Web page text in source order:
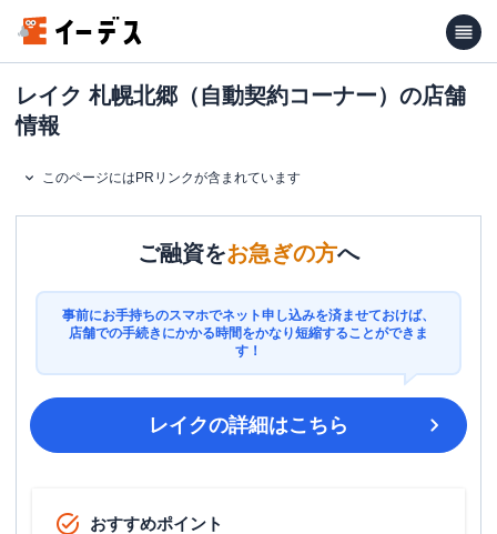
レイク 札幌北郷（自動契約コーナー）の店舗
情報
このページにはPRリンクが含まれています
ご融資をお急ぎの方へ
事前にお手持ちのスマホでネット申し込みを済ませておけば、
店舗での手続きにかかる時間をかなり短縮することができま
す！
レイクの詳細はこちら
おすすめポイント